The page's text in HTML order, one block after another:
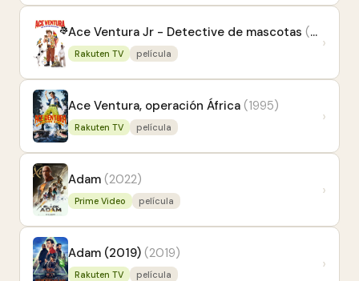
Ace Ventura Jr - Detective de mascotas (2009)
Rakuten TV película
›
Ace Ventura, operación África (1995)
Rakuten TV película
›
Adam (2022)
Prime Video película
›
Adam (2019) (2019)
Rakuten TV película
›